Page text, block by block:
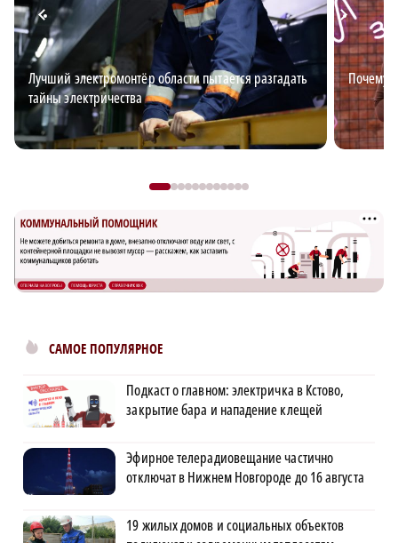
Лучший электромонтёр области пытается разгадать
тайны электричества
Почему
САМОЕ ПОПУЛЯРНОЕ
Подкаст о главном: электричка в Кстово,
закрытие бара и нападение клещей
Эфирное телерадиовещание частично
отключат в Нижнем Новгороде до 16 августа
19 жилых домов и социальных объектов